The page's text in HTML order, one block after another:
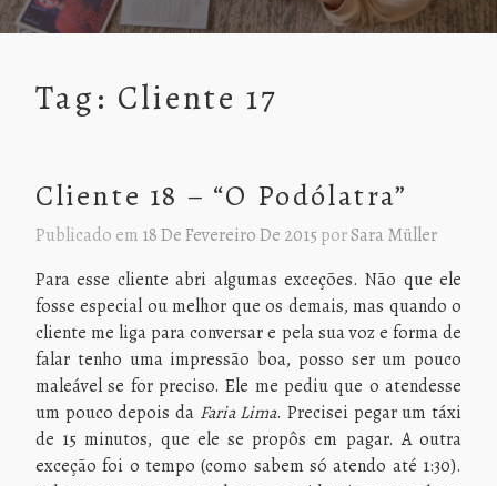
Tag: Cliente 17
Cliente 18 – “O Podólatra”
Publicado em 18 De Fevereiro De 2015 porSara Müller
Para esse cliente abri algumas exceções. Não que ele
fosse especial ou melhor que os demais, mas quando o
cliente me liga para conversar e pela sua voz e forma de
falar tenho uma impressão boa, posso ser um pouco
maleável se for preciso. Ele me pediu que o atendesse
um pouco depois da Faria Lima. Precisei pegar um táxi
de 15 minutos, que ele se propôs em pagar. A outra
exceção foi o tempo (como sabem só atendo até 1:30).